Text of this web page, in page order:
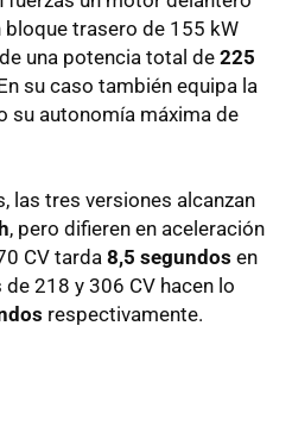
bloque trasero de 155 kW
una potencia total de 225
su caso también equipa la
su autonomía máxima de
las tres versiones alcanzan
, pero difieren en aceleración
CV tarda 8,5 segundos en
218 y 306 CV hacen lo
respectivamente.